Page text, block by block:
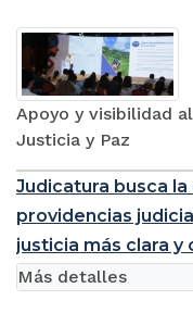
Apoyo y visibilidad
Justicia y Paz
Judicatura busca
providencias
justicia más clara y
Más detalles